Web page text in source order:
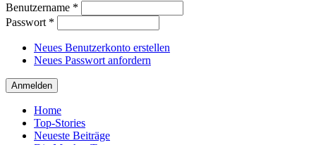
Benutzername *
Passwort *
Neues Benutzerkonto erstellen
Neues Passwort anfordern
Home
Top-Stories
Neueste Beiträge